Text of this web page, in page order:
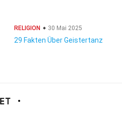
RELIGION 30 Mai 2025
29 Fakten Über Geistertanz